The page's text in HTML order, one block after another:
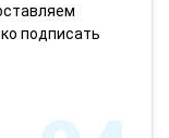
подписать